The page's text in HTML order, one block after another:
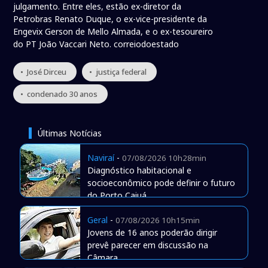
julgamento. Entre eles, estão ex-diretor da
Petrobras Renato Duque, o ex-vice-presidente da
Engevix Gerson de Mello Almada, e o ex-tesoureiro
do PT João Vaccari Neto. correiodoestado
• José Dirceu • justiça federal
• condenado 30 anos
Últimas Notícias
Naviraí- 07/08/2026 10h28min
Diagnóstico habitacional e
socioeconômico pode definir o futuro
do Porto Caiuá
Geral - 07/08/2026 10h15min
Jovens de 16 anos poderão dirigir
prevê parecer em discussão na
Câmara